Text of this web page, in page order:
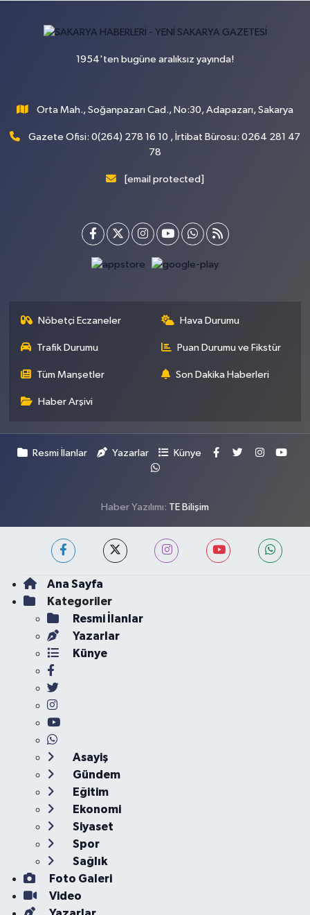
1954'ten bugüne aralıksız yayında!
Orta Mah., Soğanpazarı Cad., No:30, Adapazarı, Sakarya
Gazete Ofisi: 0(264) 278 16 10 , İrtibat Bürosu: 0264 281 47
78
[email protected]
Nöbetçi Eczaneler Hava Durumu
Trafik Durumu Puan Durumu ve Fikstür
Tüm Manşetler Son Dakika Haberleri
Haber Arşivi
Resmi İlanlar Yazarlar Künye
Haber Yazılımı: TE Bilişim
Ana Sayfa
Kategoriler
Resmi İlanlar
Yazarlar
Künye
Asayiş
Gündem
Eğitim
Ekonomi
Siyaset
Spor
Sağlık
Foto Galeri
Video